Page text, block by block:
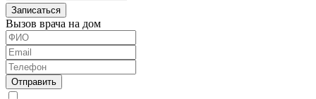
Вызов врача на дом
ФИО
Email
Телефон